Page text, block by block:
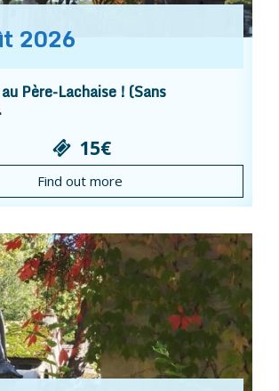
2026
Père-Lachaise ! (Sans
15€
Find out more